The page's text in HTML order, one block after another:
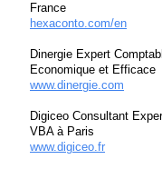
France
hexaconto.com/en
Dinergie Expert
Economique et Efficace
www.dinergie.com
Digiceo Consultant
VBA à Paris
www.digiceo.fr